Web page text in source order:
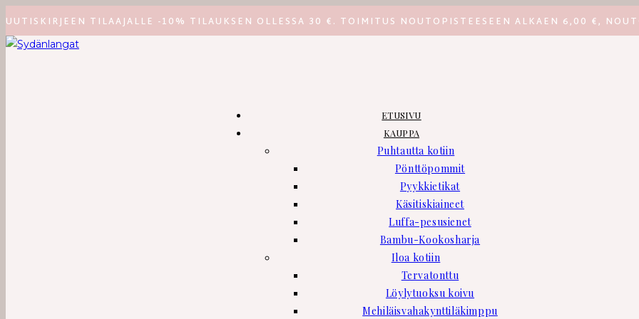
sisältöön
UUTISKIRJEEN TILAAJALLE -10% TILAUKSEN OLLESSA 30 €. TOIMITUS NOUTOPISTEESEEN ALKAEN 6,00 €,
ETUSIVU
KAUPPA
Puhtautta kotiin
Pönttöpommit
Pyykkietikat
Käsitiskiaineet
Luffa-pesusienet
Bambu-Kookosharja
Iloa kotiin
Tervatonttu
Löylytuoksu koivu
Mehiläisvahakynttiläkimppu